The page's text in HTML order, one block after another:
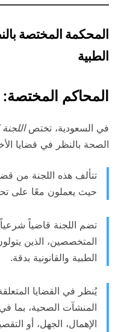
المحكمة المختصة
الطبية
المحاكم المختصة:
في السعودية، تختص
الصحة بالنظر في قضايا
تتألف هذه اللجنة من
حيث يعملون معًا على
تضم اللجنة قاضياً
المتخصصين، الذين
الطبية والقانونية بدقة.
يُنظر في القضايا
المنشآت الصحية، بما
الإهمال، الجهل، أو